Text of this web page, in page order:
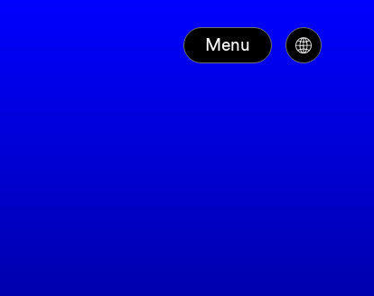
Menu